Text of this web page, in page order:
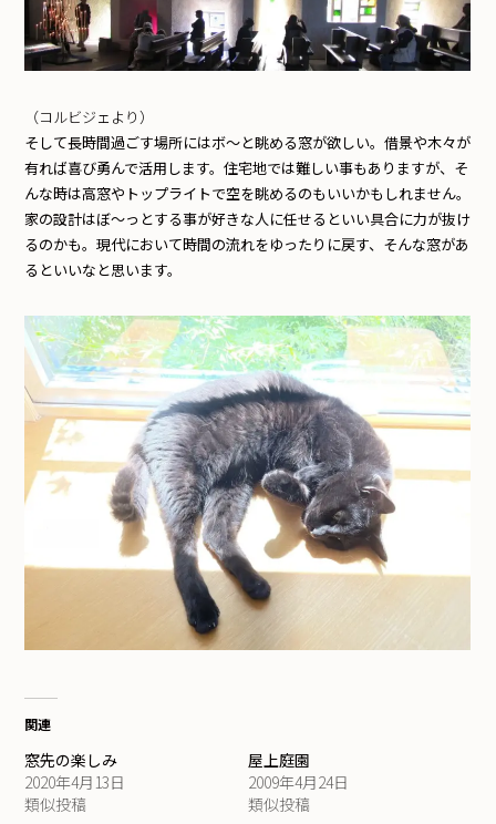
（コルビジェより）
そして長時間過ごす場所にはボ〜と眺める窓が欲しい。借景や木々が
有れば喜び勇んで活用します。住宅地では難しい事もありますが、そ
んな時は高窓やトップライトで空を眺めるのもいいかもしれません。
家の設計はぼ〜っとする事が好きな人に任せるといい具合に力が抜け
るのかも。現代において時間の流れをゆったりに戻す、そんな窓があ
るといいなと思います。
関連
窓先の楽しみ
2020年4月13日
類似投稿
屋上庭園
2009年4月24日
類似投稿